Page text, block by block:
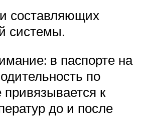
составляющих
системы.
в паспорте на
по
привязывается к
до и после